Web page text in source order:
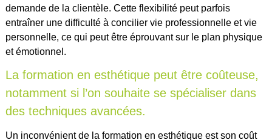
demande de la clientèle. Cette flexibilité peut parfois
entraîner une difficulté à concilier vie professionnelle et vie
personnelle, ce qui peut être éprouvant sur le plan physique
et émotionnel.
La formation en esthétique peut être coûteuse,
notamment si l’on souhaite se spécialiser dans
des techniques avancées.
Un inconvénient de la formation en esthétique est son coût